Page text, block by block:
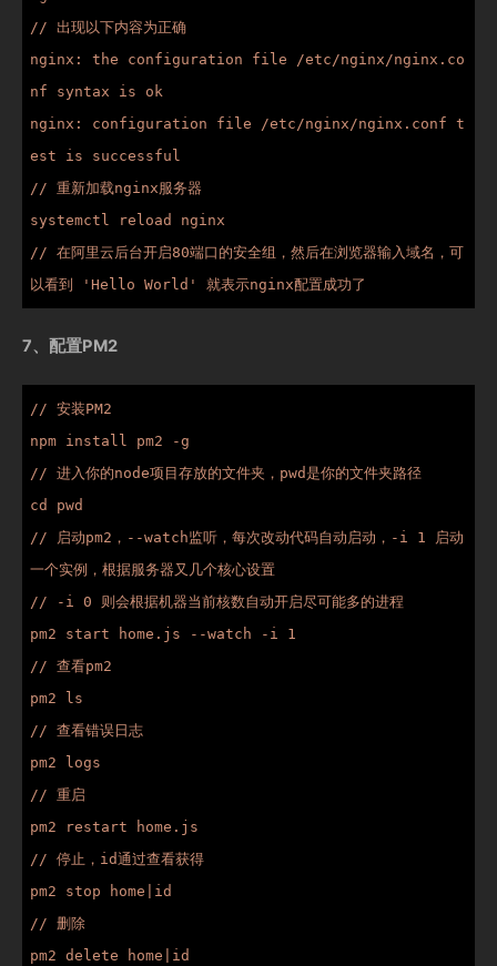
// 出现以下内容为正确
nginx: the configuration file /etc/nginx/nginx.co
nf syntax is ok
nginx: configuration file /etc/nginx/nginx.conf t
est is successful
// 重新加载nginx服务器
systemctl reload nginx
// 在阿里云后台开启80端口的安全组，然后在浏览器输入域名，可
以看到 'Hello World' 就表示nginx配置成功了
7、配置PM2
// 安装PM2
npm install pm2 -g
// 进入你的node项目存放的文件夹，pwd是你的文件夹路径
cd pwd
// 启动pm2，--watch监听，每次改动代码自动启动，-i 1 启动
一个实例，根据服务器又几个核心设置
// -i 0 则会根据机器当前核数自动开启尽可能多的进程
pm2 start home.js --watch -i 1
// 查看pm2
pm2 ls
// 查看错误日志
pm2 logs
// 重启
pm2 restart home.js
// 停止，id通过查看获得
pm2 stop home|id
// 删除
pm2 delete home|id